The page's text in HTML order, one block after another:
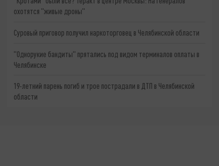
охотятся "живые дроны"
Суровый приговор получил наркоторговец в Челябинской области
"Однорукие бандиты" прятались под видом терминалов оплаты в
Челябинске
19-летний парень погиб и трое пострадали в ДТП в Челябинской
области